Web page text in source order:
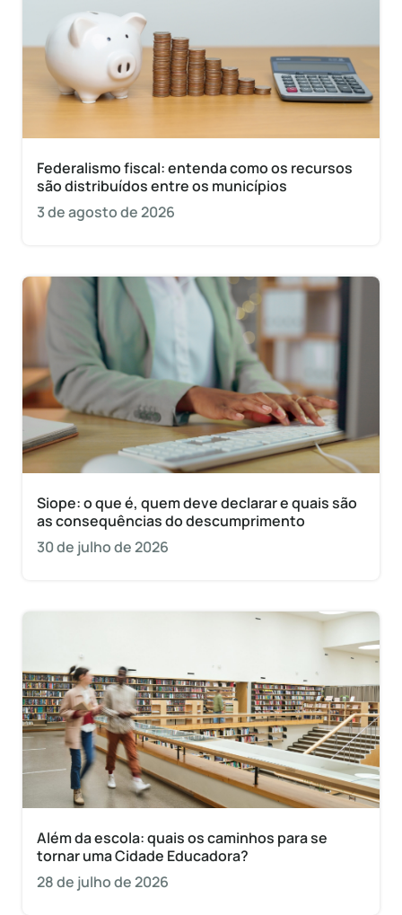
Federalismo fiscal: entenda como os recursos
são distribuídos entre os municípios
3 de agosto de 2026
Siope: o que é, quem deve declarar e quais são
as consequências do descumprimento
30 de julho de 2026
Além da escola: quais os caminhos para se
tornar uma Cidade Educadora?
28 de julho de 2026